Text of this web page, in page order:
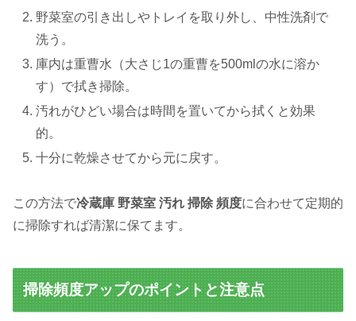
野菜室の引き出しやトレイを取り外し、中性洗剤で
洗う。
庫内は重曹水（大さじ1の重曹を500mlの水に溶か
す）で拭き掃除。
汚れがひどい場合は時間を置いてから拭くと効果
的。
十分に乾燥させてから元に戻す。
この方法で冷蔵庫 野菜室 汚れ 掃除 頻度に合わせて定期的
に掃除すれば清潔に保てます。
掃除頻度アップのポイントと注意点